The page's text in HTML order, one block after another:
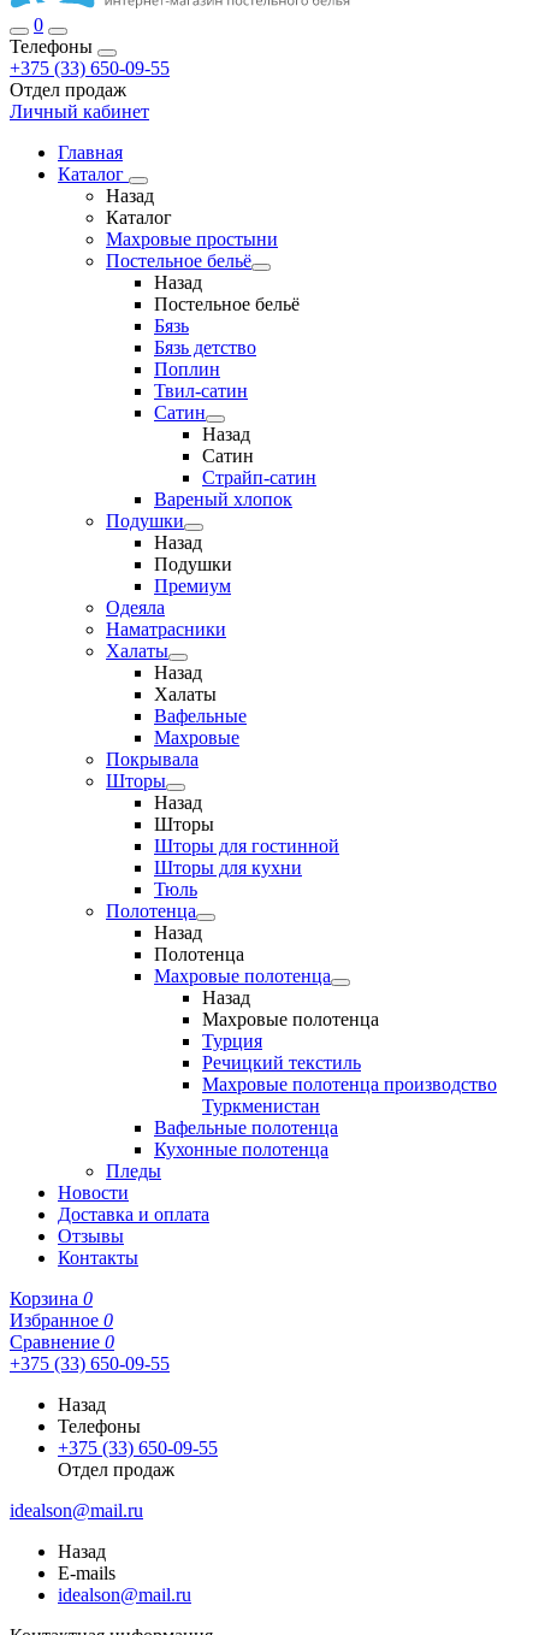
0
Телефоны
+375 (33) 650-09-55
Отдел продаж
Личный кабинет
Главная
Каталог
Назад
Каталог
Махровые простыни
Постельное бельё
Назад
Постельное бельё
Бязь
Бязь детство
Поплин
Твил-сатин
Сатин
Назад
Сатин
Страйп-сатин
Вареный хлопок
Подушки
Назад
Подушки
Премиум
Одеяла
Наматрасники
Халаты
Назад
Халаты
Вафельные
Махровые
Покрывала
Шторы
Назад
Шторы
Шторы для гостинной
Шторы для кухни
Тюль
Полотенца
Назад
Полотенца
Махровые полотенца
Назад
Махровые полотенца
Турция
Речицкий текстиль
Махровые полотенца производство
Туркменистан
Вафельные полотенца
Кухонные полотенца
Пледы
Новости
Доставка и оплата
Отзывы
Контакты
Корзина 0
Избранное 0
Сравнение 0
+375 (33) 650-09-55
Назад
Телефоны
+375 (33) 650-09-55
Отдел продаж
idealson@mail.ru
Назад
E-mails
idealson@mail.ru